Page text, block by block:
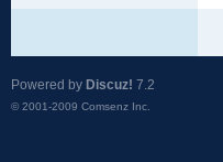
Powered by Discuz! 7.2
© 2001-2009 Comsenz Inc.